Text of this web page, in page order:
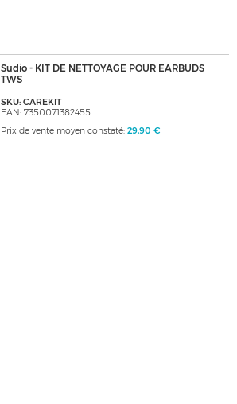
Sudio - KIT DE NETTOYAGE POUR EARBUDS
TWS
SKU: CAREKIT
EAN: 7350071382455
Prix de vente moyen constaté: 29,90 €